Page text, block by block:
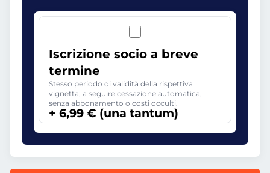
Iscrizione socio a breve
termine
Stesso periodo di validità della rispettiva
vignetta; a seguire cessazione automatica,
senza abbonamento o costi occulti.
+ 6,99 € (una tantum)